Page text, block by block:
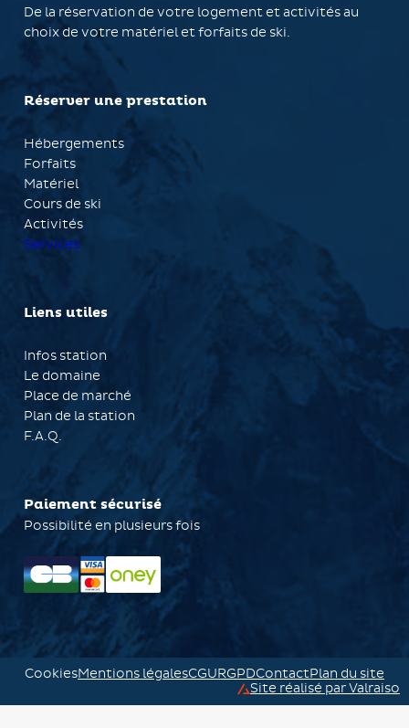
De la réservation de votre logement et activités au
choix de votre matériel et forfaits de ski.
Réserver une prestation
Hébergements
Forfaits
Matériel
Cours de ski
Activités
Services
Liens utiles
Infos station
Le domaine
Place de marché
Plan de la station
F.A.Q.
Paiement sécurisé
Possibilité en plusieurs fois
CookiesMentions légalesCGURGPDContactPlan du site
Valraiso
Site réalisé par Valraiso